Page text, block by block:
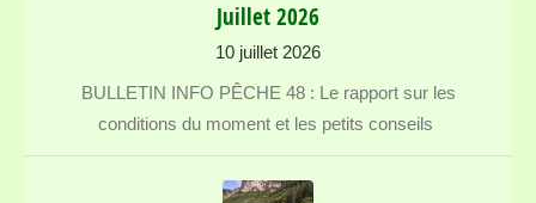
Juillet 2026
10 juillet 2026
BULLETIN INFO PÊCHE 48 : Le rapport sur les
conditions du moment et les petits conseils